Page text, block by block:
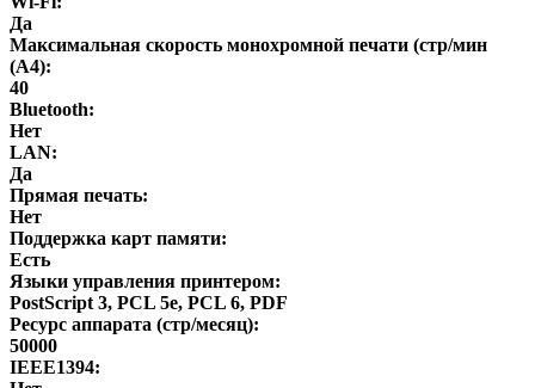
Да
Максимальная скорость монохромной печати (стр/мин
(A4):
40
Bluetooth:
Нет
LAN:
Да
Прямая печать:
Нет
Поддержка карт памяти:
Есть
Языки управления принтером:
PostScript 3, PCL 5e, PCL 6, PDF
Ресурс аппарата (стр/месяц):
50000
IEEE1394: